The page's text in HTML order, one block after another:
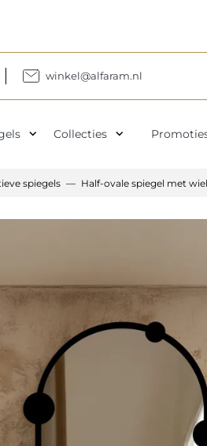
winkel@alfaram.nl
expand_more Collecties expand_more
spiegels Half-ovale spiegel met